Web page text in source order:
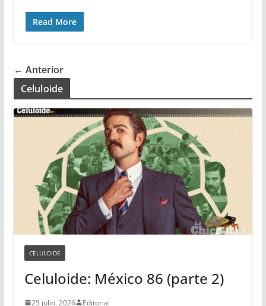
Read More
← Anterior
Celuloide
CELULOIDE
Celuloide: México 86 (parte 2)
25 julio, 2026 Editorial